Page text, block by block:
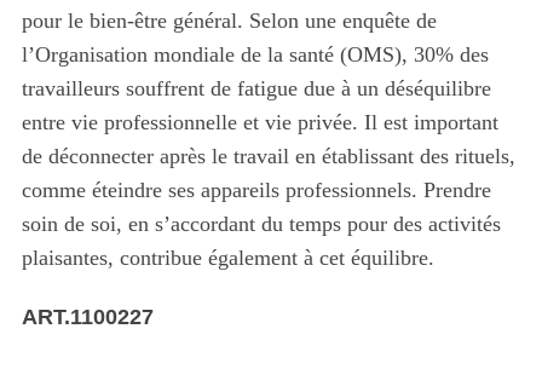
pour le bien-être général. Selon une enquête de
l’Organisation mondiale de la santé (OMS), 30% des
travailleurs souffrent de fatigue due à un déséquilibre
entre vie professionnelle et vie privée. Il est important
de déconnecter après le travail en établissant des rituels,
comme éteindre ses appareils professionnels. Prendre
soin de soi, en s’accordant du temps pour des activités
plaisantes, contribue également à cet équilibre.
ART.1100227